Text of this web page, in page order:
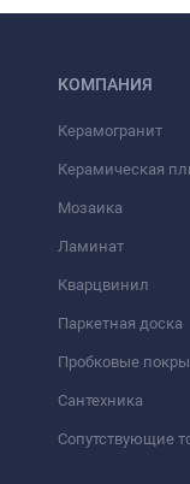
КОМПАНИЯ
Керамогранит
Керамическая
Мозаика
Ламинат
Кварцвинил
Паркетная доска
Пробковые
Сантехника
Сопутствующие